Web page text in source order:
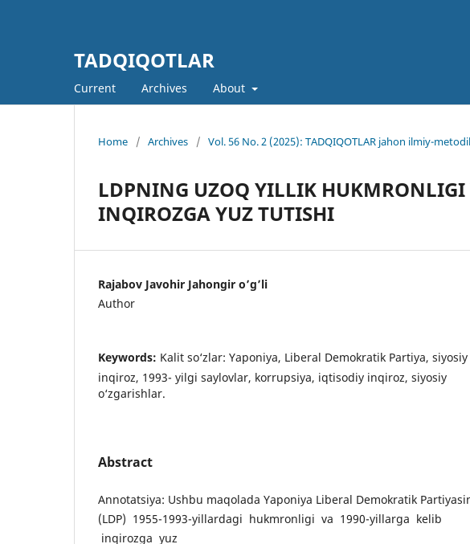
TADQIQOTLAR
Current Archives About
Home / Archives / Vol. 56 No. 2 (2025): TADQIQOTLAR jahon ilmiy-
LDPNING UZOQ YILLIK HUKMRONLIGI
INQIROZGA YUZ TUTISHI
Rajabov Javohir Jahongir o’g’li
Author
Keywords: Kalit so‘zlar: Yaponiya, Liberal Demokratik Partiya, siyosiy
inqiroz, 1993- yilgi saylovlar, korrupsiya, iqtisodiy inqiroz, siyosiy
o‘zgarishlar.
Abstract
Annotatsiya: Ushbu maqolada Yaponiya Liberal Demokratik
(LDP) 1955-1993-yillardagi hukmronligi va 1990-yillarga kelib
inqirozga yuz